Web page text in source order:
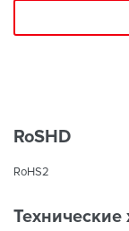
RoSHD
RoHS2
Технические